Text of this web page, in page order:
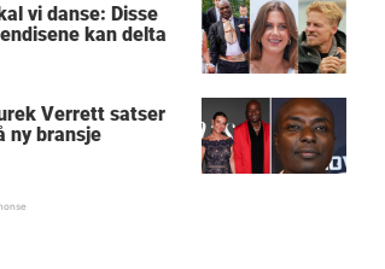
vi danse: Disse
kan delta
Verrett satser
ny bransje